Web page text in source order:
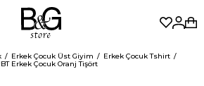
Erkek Çocuk Üst Giyim
Erkek Çocuk Tshirt
Erkek Çocuk Oranj Tişört